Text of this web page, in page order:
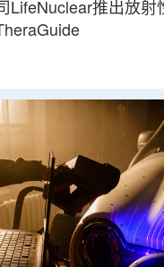
LifeNuclear推出放射